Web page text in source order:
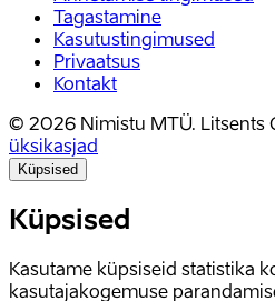
Tagastamine
Kasutustingimused
Privaatsus
Kontakt
© 2026 Nimistu MTÜ. Litsents
üksikasjad
Küpsised
Küpsised
Kasutame küpsiseid statistika
kasutajakogemuse